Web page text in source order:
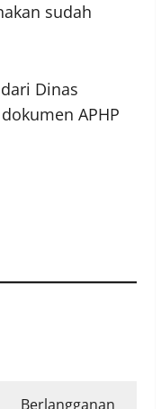
sudah
Dinas
APHP
Berlangganan